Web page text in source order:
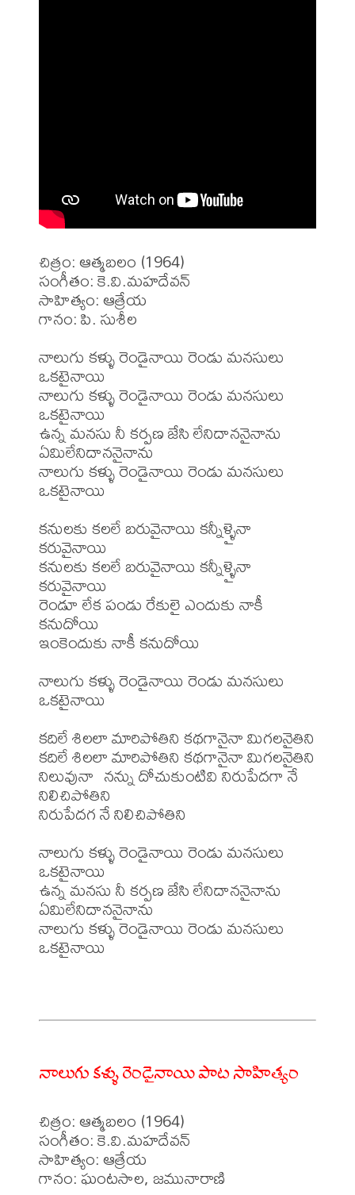
చిత్రం: ఆత్మబలం (1964)
సంగీతం: కె.వి.మహదేవన్
సాహిత్యం: ఆత్రేయ
గానం: పి. సుశీల
నాలుగు కళ్ళు రెండైనాయి రెండు మనసులు
ఒకటైనాయి
నాలుగు కళ్ళు రెండైనాయి రెండు మనసులు
ఒకటైనాయి
ఉన్న మనసు నీ కర్పణ జేసి లేనిదాననైనాను
ఏమిలేనిదాననైనాను
నాలుగు కళ్ళు రెండైనాయి రెండు మనసులు
ఒకటైనాయి
కనులకు కలలే బరువైనాయి కన్నీళ్ళైనా
కరువైనాయి
కనులకు కలలే బరువైనాయి కన్నీళ్ళైనా
కరువైనాయి
రెండూ లేక పండు రేకులై ఎందుకు నాకీ
కనుదోయి
ఇంకెందుకు నాకీ కనుదోయి
నాలుగు కళ్ళు రెండైనాయి రెండు మనసులు
ఒకటైనాయి
కదిలే శిలలా మారిపోతిని కథగానైనా మిగలనైతిని
కదిలే శిలలా మారిపోతిని కథగానైనా మిగలనైతిని
నిలువునా  నన్ను దోచుకుంటివి నిరుపేదగా నే
నిలిచిపోతిని
నిరుపేదగ నే నిలిచిపోతిని
నాలుగు కళ్ళు రెండైనాయి రెండు మనసులు
ఒకటైనాయి
ఉన్న మనసు నీ కర్పణ జేసి లేనిదాననైనాను
ఏమిలేనిదాననైనాను
నాలుగు కళ్ళు రెండైనాయి రెండు మనసులు
ఒకటైనాయి
నాలుగు కళ్ళు రెండైనాయి పాట సాహిత్యం
చిత్రం: ఆత్మబలం (1964)
సంగీతం: కె.వి.మహదేవన్
సాహిత్యం: ఆత్రేయ
గానం: ఘంటసాల, జమునారాణి